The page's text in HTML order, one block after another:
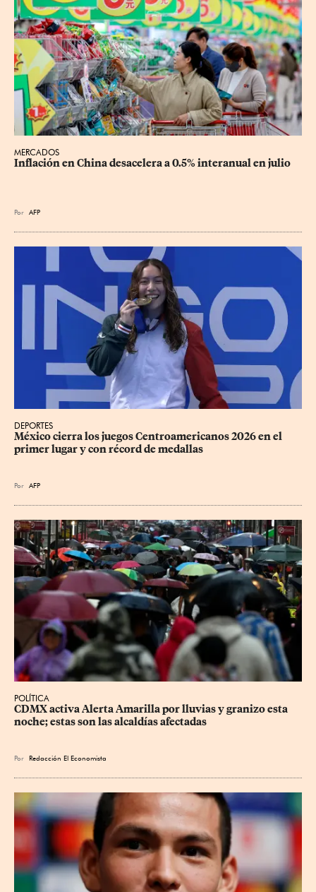
MERCADOS
Inflación en China desacelera a 0.5% interanual en julio
Por AFP
DEPORTES
México cierra los juegos Centroamericanos 2026 en el
primer lugar y con récord de medallas
Por AFP
POLÍTICA
CDMX activa Alerta Amarilla por lluvias y granizo esta
noche; estas son las alcaldías afectadas
Por Redacción El Economista